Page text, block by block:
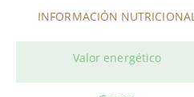
INFORMACIÓN NUTRICIONAL
Valor energético